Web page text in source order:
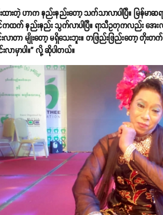
ထားတဲ့ ဟာက နည်းနည်းတော့ သက်သာလာပါပြီ။ မြန်မာဆ
က် နည်းနည်း သွက်လာပါပြီ။ ရာသီဥတုကလည်း အေး
င်းလာတာ မျိုးတော့ မရှိသေးဘူး။ တဖြည်းဖြည်းတော့ တိုးတ
းလာမှာပါ။” လို့ ဆိုပါတယ်။